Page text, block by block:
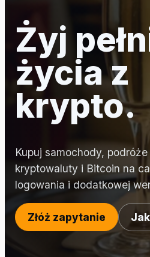
Żyj
życia z
krypto.
Kupuj samochody,
kryptowaluty i Bitcoin na
logowania i dodatkowej
Złóż zapytanie